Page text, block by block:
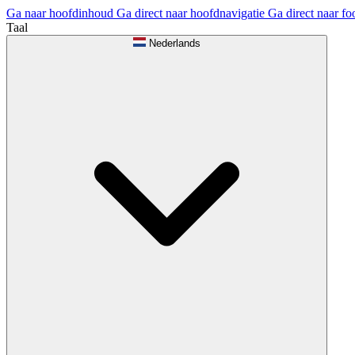
Ga naar hoofdinhoud Ga direct naar hoofdnavigatie Ga direct naar
Taal
Nederlands